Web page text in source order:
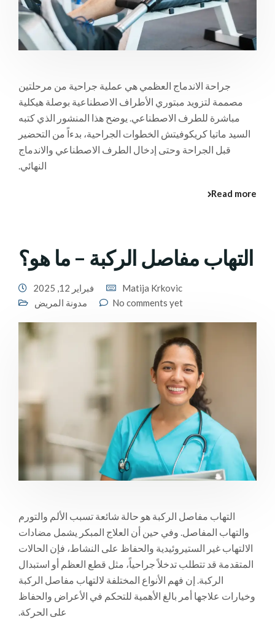
جراحة الاندماج العظمي هي عملية جراحية من مرحلتين
مصممة لتزويد مبتوري الأطراف الاصطناعية بوصلة هيكلية
مباشرة للطرف الاصطناعي. يوضح هذا المنشور الذي كتبه
السيد ماتيا كريكوفيتش الخطوات الجراحية، بدءاً من التحضير
قبل الجراحة وحتى إدخال الطرف الاصطناعي والاندماج
النهائي.
Read more
التهاب مفاصل الركبة – ما هو؟
فبراير 12, 2025
Matija Krkovic
مدونة المريض
No comments yet
التهاب مفاصل الركبة هو حالة شائعة تسبب الألم والتورم
والتهاب المفاصل. وفي حين أن العلاج المبكر يشمل مضادات
الالتهاب غير الستيروئيدية والحفاظ على النشاط، فإن الحالات
المتقدمة قد تتطلب تدخلاً جراحياً، مثل قطع العظم أو استبدال
الركبة. إن فهم الأنواع المختلفة لالتهاب مفاصل الركبة
وخيارات علاجها أمر بالغ الأهمية للتحكم في الأعراض والحفاظ
على الحركة.